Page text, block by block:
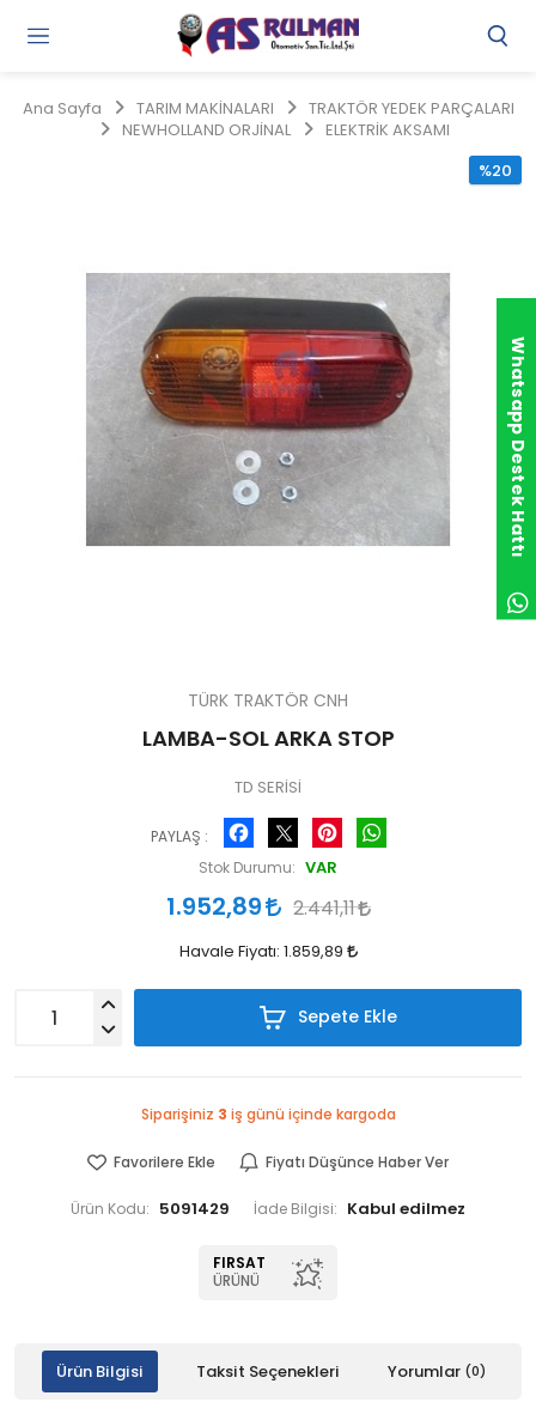
Ana Sayfa TARIM MAKİNALARI
TRAKTÖR YEDEK PARÇALARI
NEWHOLLAND ORJİNAL
ELEKTRİK AKSAMI
%20
TÜRK TRAKTÖR CNH
LAMBA-SOL ARKA STOP
TD SERİSİ
PAYLAŞ :
Facebook Pinterest
Stok Durumu: VAR
1.952,89 2.441,11
Havale Fiyatı: 1.859,89
Sepete Ekle
Siparişiniz 3 iş günü içinde kargoda
Favorilere Ekle Fiyatı Düşünce Haber Ver
Ürün Kodu: 5091429 İade Bilgisi:
FIRSAT
ÜRÜNÜ
Ürün Bilgisi Taksit Seçenekleri Yorumlar (0)
Whatsapp Destek Hattı